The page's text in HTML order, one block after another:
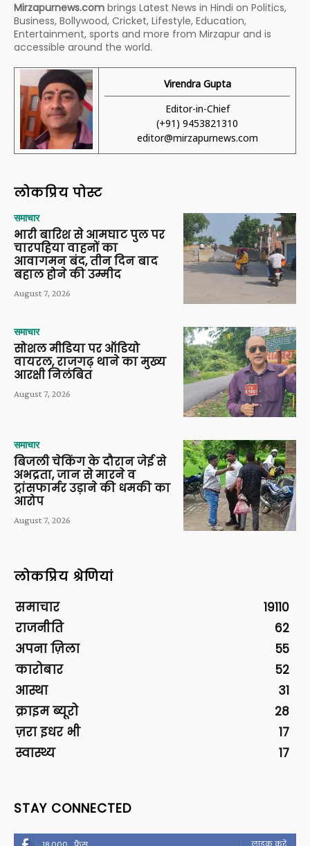
Mirzapurnews.com brings Latest News in Hindi on Politics,
Business, Bollywood, Cricket, Lifestyle, Education,
Entertainment, sports and more from Mirzapur and is
accessible around the world.
Virendra Gupta
Editor-in-Chief
(+91) 9453821310
editor@mirzapurnews.com
लोकप्रिय पोस्ट
समाचार
भारी बारिश से आमघाट पुल पर
चारपहिया वाहनों का
आवागमन बंद, तीन दिन बाद
बहाल होने की उम्मीद
August 7, 2026
समाचार
सोशल मीडिया पर ऑडियो
वायरल, राजगढ़ थाने का मुख्य
आरक्षी निलंबित
August 7, 2026
समाचार
बिजली चेकिंग के दौरान जेई से
अभद्रता, जान से मारने व
ट्रांसफार्मर उड़ाने की धमकी का
आरोप
August 7, 2026
लोकप्रिय श्रेणियां
समाचार
19110
राजनीति
62
अपना ज़िला
55
कारोबार
52
आस्था
31
क्राइम ब्यूरो
28
ज़रा इधर भी
17
स्वास्थ्य
17
STAY CONNECTED
लाइक करें